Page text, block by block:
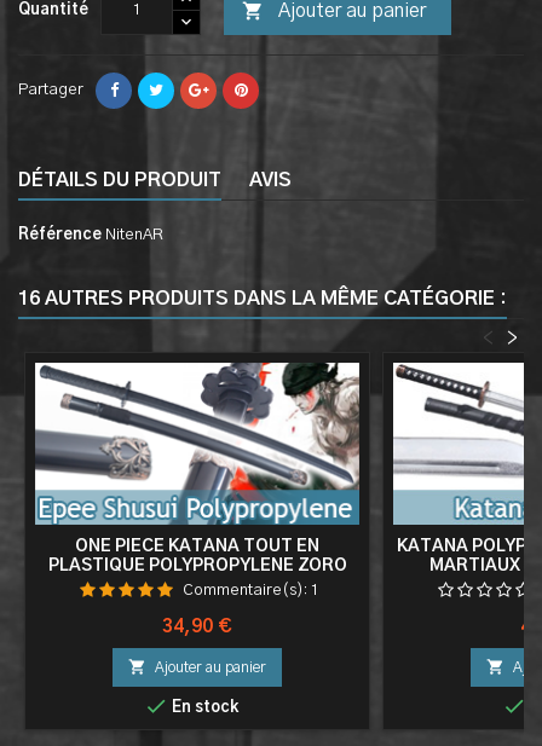
Quantité  Ajouter au panier
Partager
DÉTAILS DU PRODUIT AVIS
Référence NitenAR
16 AUTRES PRODUITS DANS LA MÊME CATÉGORIE :
>
<
ONE PIECE KATANA TOUT EN
PLASTIQUE POLYPROPYLENE ZORO
SABRE SHUSUI SHUUSUI 105CM EPEE
FOURREAU
Commentaire(s): 1
Prix
34,90 €
 Ajouter au panier
 En stock
KATANA
MARTIAUX
KATANA

